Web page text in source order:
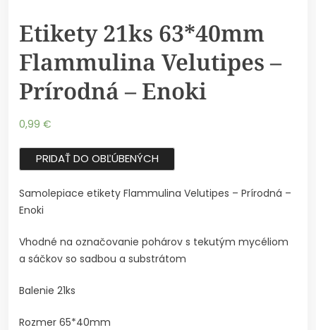
Etikety 21ks 63*40mm
Flammulina Velutipes –
Prírodná – Enoki
0,99 €
PRIDAŤ DO OBĽÚBENÝCH
Samolepiace etikety Flammulina Velutipes – Prírodná –
Enoki
Vhodné na označovanie pohárov s tekutým mycéliom
a sáčkov so sadbou a substrátom
Balenie 21ks
Rozmer 65*40mm